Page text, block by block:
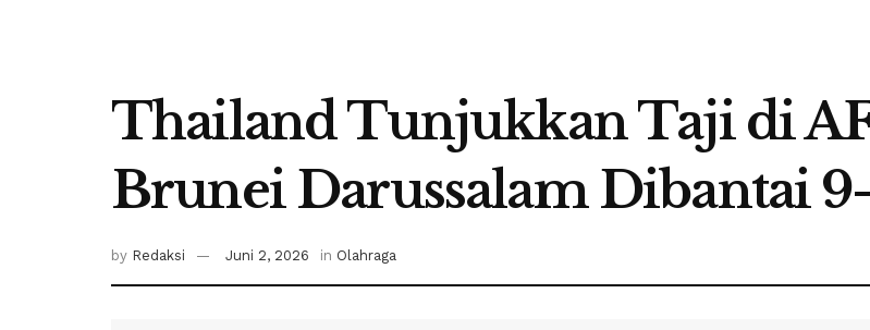
Thailand Tunjukkan Taji di
Brunei Darussalam Dibantai
by Redaksi Juni 2, 2026 in Olahraga